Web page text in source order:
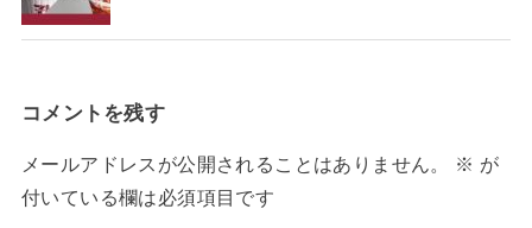
コメントを残す
メールアドレスが公開されることはありません。 ※ が
付いている欄は必須項目です